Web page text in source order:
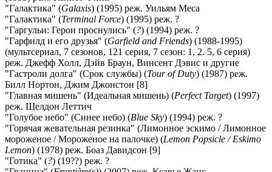
"Галактика" (Galaxis) (1995) реж. Уильям Меса
"Галактика" (Terminal Force) (1995) реж. ?
"Гаргульи: Герои проснулись" (?) (1994) реж. ?
"Гарфилд и его друзья" (Garfield and Friends) (1988-1995)
(мультсериал, 7 сезонов, 121 серия, 7 сезон: 1, 2. 5, 6 серия)
реж. Джефф Холл, Дэйв Браун, Винсент Дэвис и другие
"Гастроли долга" (Срок службы) (Tour of Duty) (1987) реж.
Билл Нортон, Джим Джонстон [8]
"Главная мишень" (Идеальная мишень) (Perfect Target) (1997)
реж. Шелдон Леттич
"Голубое небо" (Синее небо) (Blue Sky) (1994) реж. ?
"Горячая жевательная резинка" (Лимонное эскимо / Лимонное
мороженое / Мороженое на палочке) (Lemon Popsicle / Eskimo
Lemon) (1978) реж. Боаз Давидсон [9]
"Готика" (?) (19??) реж. ?